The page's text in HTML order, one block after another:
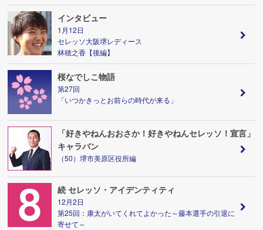
インタビュー
1月12日
セレッソ大阪堺レディース
林穂之香【後編】
桜なでしこ物語
第27回
「いつかきっとお前らの時代が来る」
「好きやねんおおさか！好きやねんセレッソ！宣言」
キャラバン
（50）堺市美原区役所編
続 セレッソ・アイデンティティ
12月2日
第25回：康太がいてくれてよかった～藤本選手の引退に
寄せて～